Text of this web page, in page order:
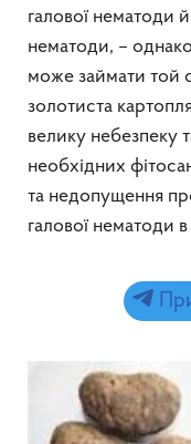
галової нематоди
нематоди, –
може займати той
золотиста
велику небезпеку
необхідних
та недопущення
галової нематоди в